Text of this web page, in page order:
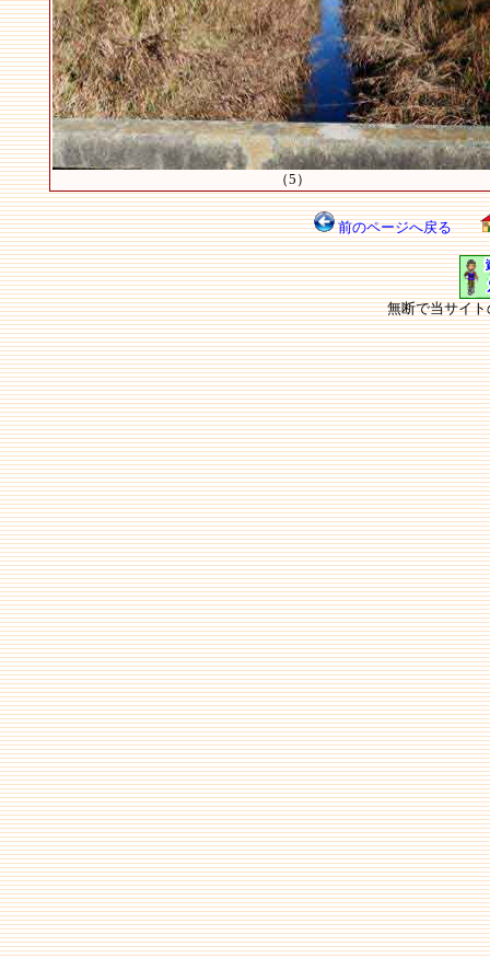
（5）
前のページへ戻る
無断で当サイ